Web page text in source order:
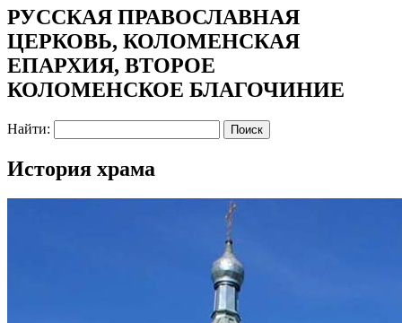
РУССКАЯ ПРАВОСЛАВНАЯ
ЦЕРКОВЬ, КОЛОМЕНСКАЯ
ЕПАРХИЯ, ВТОРОЕ
КОЛОМЕНСКОЕ БЛАГОЧИНИЕ
Найти:
История храма